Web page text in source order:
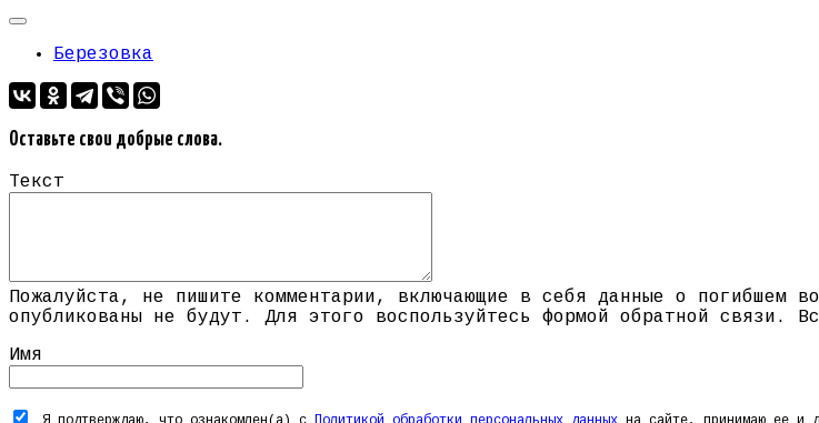
Березовка
Оставьте свои добрые слова.
Текст
Пожалуйста, не пишите комментарии, включающие в себя данные о погибшем
опубликованы не будут. Для этого воспользуйтесь формой обратной связи.
Имя